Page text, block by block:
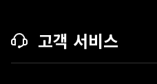
고객 서비스